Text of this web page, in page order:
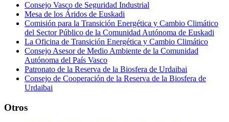
Consejo Vasco de Seguridad Industrial
Mesa de los Áridos de Euskadi
Comisión para la Transición Energética y Cambio Climático
del Sector Público de la Comunidad Autónoma de Euskadi
La Oficina de Transición Energética y Cambio Climático
Consejo Asesor de Medio Ambiente de la Comunidad
Autónoma del País Vasco
Patronato de la Reserva de la Biosfera de Urdaibai
Consejo de Cooperación de la Reserva de la Biosfera de
Urdaibai
Otros